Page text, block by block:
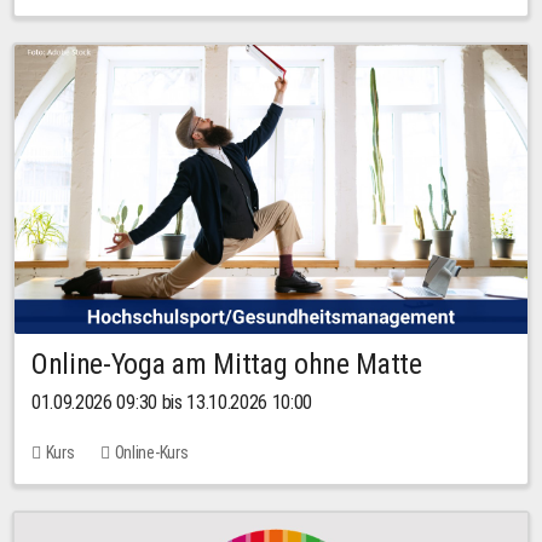
Online-Yoga am Mittag ohne Matte
01.09.2026 09:30 bis 13.10.2026 10:00
Kurs Online-Kurs